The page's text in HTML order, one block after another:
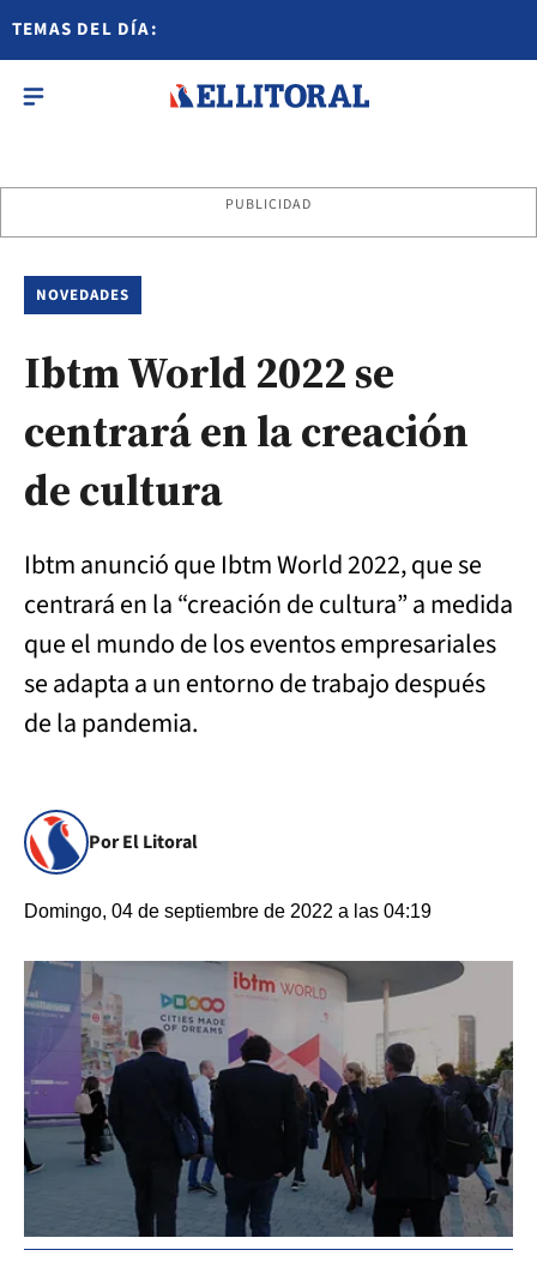
TEMAS DEL DÍA:
PUBLICIDAD
NOVEDADES
Ibtm World 2022 se
centrará en la creación
de cultura
Ibtm anunció que Ibtm World 2022, que se
centrará en la “creación de cultura” a medida
que el mundo de los eventos empresariales
se adapta a un entorno de trabajo después
de la pandemia.
Por El Litoral
Domingo, 04 de septiembre de 2022 a las 04:19